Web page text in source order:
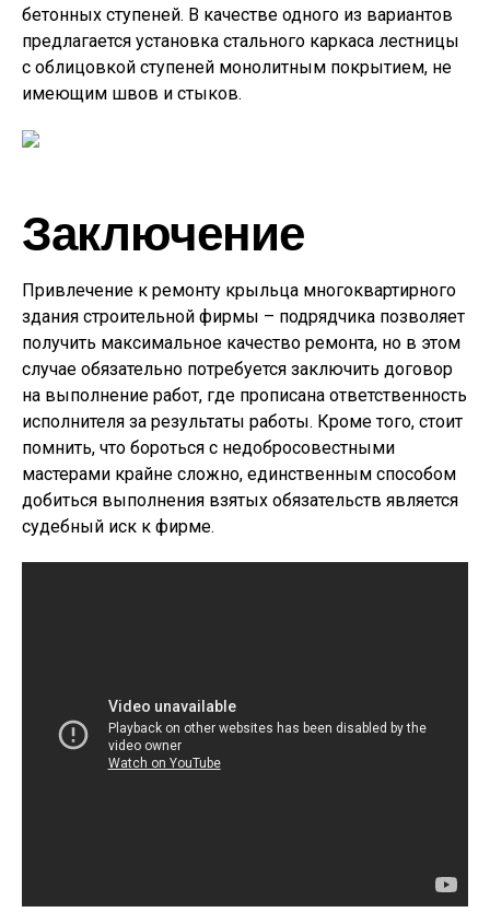
бетонных ступеней. В качестве одного из вариантов
предлагается установка стального каркаса лестницы
с облицовкой ступеней монолитным покрытием, не
имеющим швов и стыков.
Заключение
Привлечение к ремонту крыльца многоквартирного
здания строительной фирмы – подрядчика позволяет
получить максимальное качество ремонта, но в этом
случае обязательно потребуется заключить договор
на выполнение работ, где прописана ответственность
исполнителя за результаты работы. Кроме того, стоит
помнить, что бороться с недобросовестными
мастерами крайне сложно, единственным способом
добиться выполнения взятых обязательств является
судебный иск к фирме.